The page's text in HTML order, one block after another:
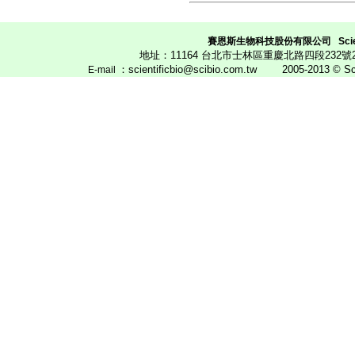
賽恩斯生物科技股份有限公司
地址：11164 台北市士林區重慶北路四段
E-mail ：scientificbio@scibio.com.tw 2005-2013 ©